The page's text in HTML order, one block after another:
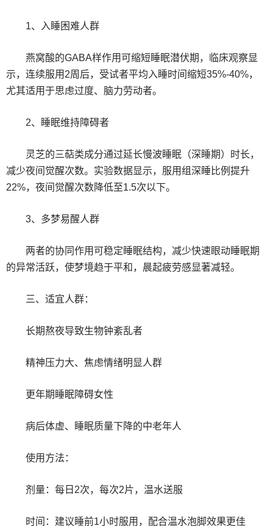
1、入睡困难人群
燕窝酸的GABA样作用可缩短睡眠潜伏期，临床观察显
示，连续服用2周后，受试者平均入睡时间缩短35%-40%，
尤其适用于思虑过度、脑力劳动者。
2、睡眠维持障碍者
灵芝的三萜类成分通过延长慢波睡眠（深睡期）时长，
减少夜间觉醒次数。实验数据显示，服用组深睡比例提升
22%，夜间觉醒次数降低至1.5次以下。
3、多梦易醒人群
两者的协同作用可稳定睡眠结构，减少快速眼动睡眠期
的异常活跃，使梦境趋于平和，晨起疲劳感显著减轻。
三、适宜人群：
长期熬夜导致生物钟紊乱者
精神压力大、焦虑情绪明显人群
更年期睡眠障碍女性
病后体虚、睡眠质量下降的中老年人
使用方法：
剂量：每日2次，每次2片，温水送服
时间：建议睡前1小时服用，配合温水泡脚效果更佳